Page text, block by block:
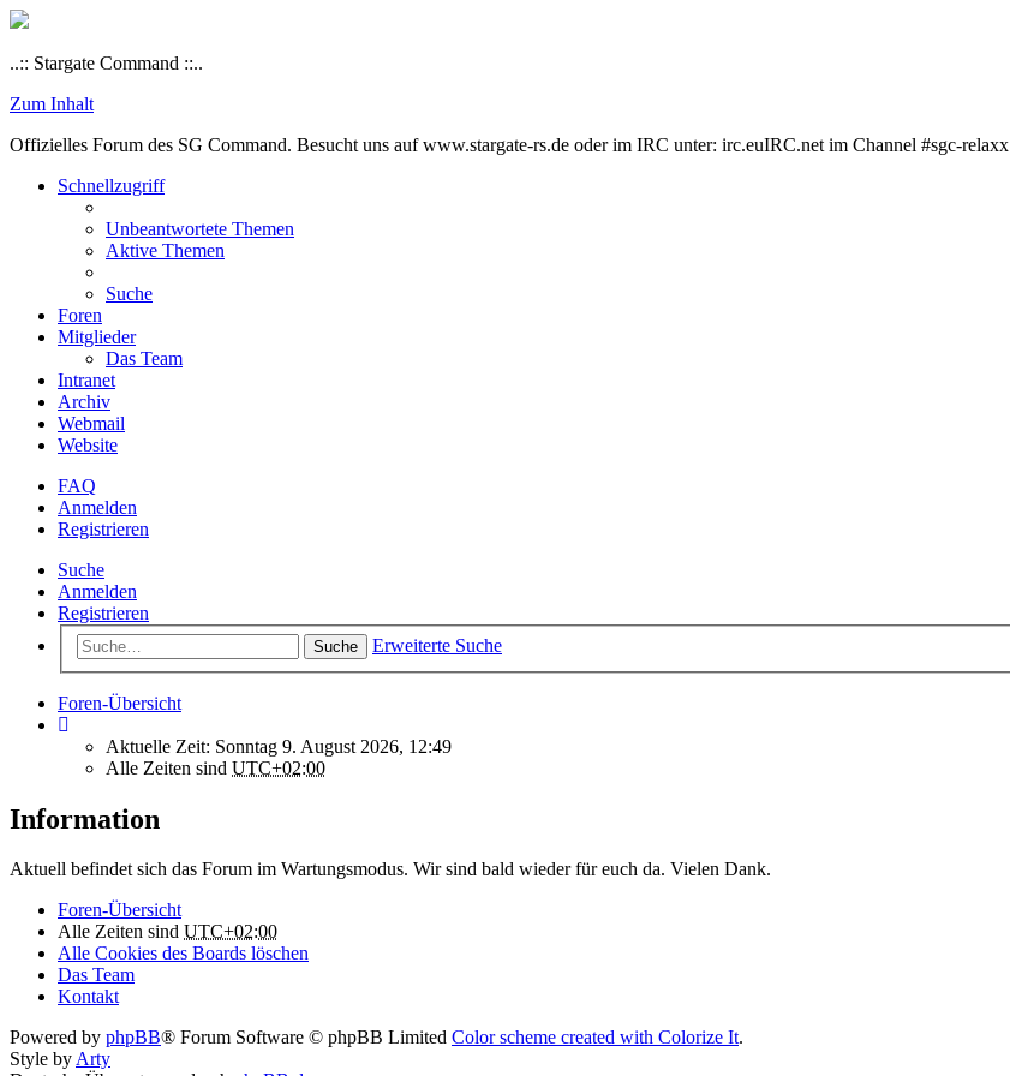
..:: Stargate Command ::..
Zum Inhalt
Offizielles Forum des SG Command. Besucht uns auf www.stargate-rs.de oder im IRC unter: irc.euIRC.net im Channel #sgc-relaxx
Schnellzugriff
Unbeantwortete Themen
Aktive Themen
Suche
Foren
Mitglieder
Das Team
Intranet
Archiv
Webmail
Website
FAQ
Anmelden
Registrieren
Suche
Anmelden
Registrieren
Suche Erweiterte Suche
Foren-Übersicht
Aktuelle Zeit: Sonntag 9. August 2026, 12:49
Alle Zeiten sind UTC+02:00
Information
Aktuell befindet sich das Forum im Wartungsmodus. Wir sind bald wieder für euch da. Vielen Dank.
Foren-Übersicht
Alle Zeiten sind UTC+02:00
Alle Cookies des Boards löschen
Das Team
Kontakt
Powered by phpBB® Forum Software © phpBB Limited Color scheme created with Colorize It.
Style byArty